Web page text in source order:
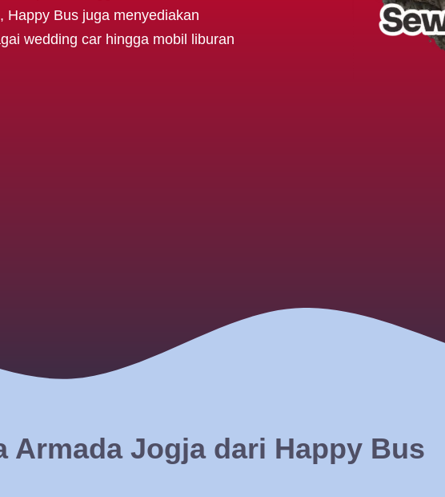
Happy Bus juga menyediakan
wedding car hingga mobil liburan
Armada Jogja dari Happy Bus